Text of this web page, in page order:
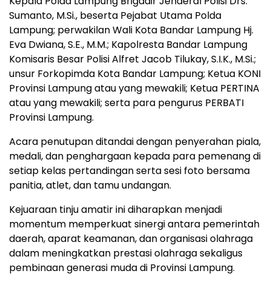
Sumanto, M.Si., beserta Pejabat Utama Polda
Lampung; perwakilan Wali Kota Bandar Lampung Hj.
Eva Dwiana, S.E., M.M.; Kapolresta Bandar Lampung
Komisaris Besar Polisi Alfret Jacob Tilukay, S.I.K., M.Si.;
unsur Forkopimda Kota Bandar Lampung; Ketua KONI
Provinsi Lampung atau yang mewakili; Ketua PERTINA
atau yang mewakili; serta para pengurus PERBATI
Provinsi Lampung.
Acara penutupan ditandai dengan penyerahan piala,
medali, dan penghargaan kepada para pemenang di
setiap kelas pertandingan serta sesi foto bersama
panitia, atlet, dan tamu undangan.
Kejuaraan tinju amatir ini diharapkan menjadi
momentum memperkuat sinergi antara pemerintah
daerah, aparat keamanan, dan organisasi olahraga
dalam meningkatkan prestasi olahraga sekaligus
pembinaan generasi muda di Provinsi Lampung.